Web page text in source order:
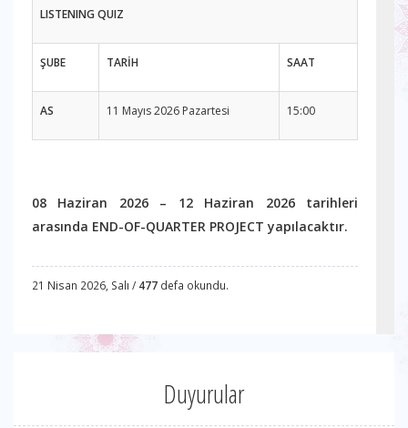
LISTENING QUIZ
ŞUBE TARİH SAAT
AS 11 Mayıs 2026 Pazartesi 15:00
08 Haziran 2026 – 12 Haziran 2026 tarihleri
arasında END-OF-QUARTER PROJECT yapılacaktır.
21 Nisan 2026, Salı / 477 defa okundu.
Duyurular